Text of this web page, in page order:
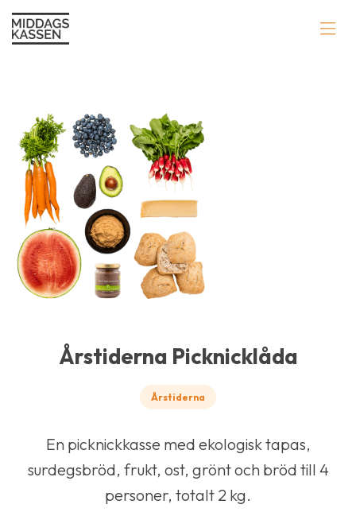
Årstiderna Picknicklåda
Årstiderna
En picknickkasse med ekologisk tapas,
surdegsbröd, frukt, ost, grönt och bröd till 4
personer, totalt 2 kg.